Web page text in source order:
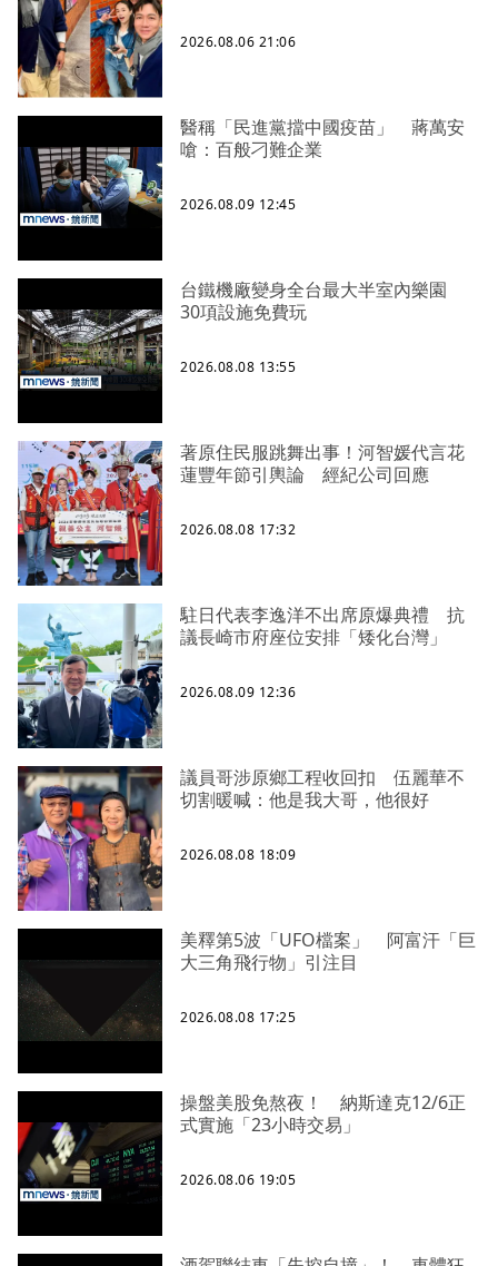
2026.08.06 21:06
醫稱「民進黨擋中國疫苗」 蔣萬安
嗆：百般刁難企業
2026.08.09 12:45
台鐵機廠變身全台最大半室內樂園
30項設施免費玩
2026.08.08 13:55
著原住民服跳舞出事！河智媛代言花
蓮豐年節引輿論 經紀公司回應
2026.08.08 17:32
駐日代表李逸洋不出席原爆典禮 抗
議長崎市府座位安排「矮化台灣」
2026.08.09 12:36
議員哥涉原鄉工程收回扣 伍麗華不
切割暖喊：他是我大哥，他很好
2026.08.08 18:09
美釋第5波「UFO檔案」 阿富汗「巨
大三角飛行物」引注目
2026.08.08 17:25
操盤美股免熬夜！ 納斯達克12/6正
式實施「23小時交易」
2026.08.06 19:05